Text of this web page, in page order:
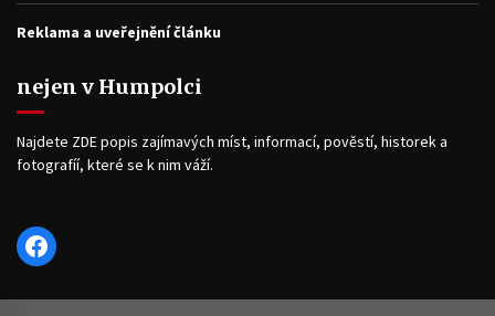
Reklama a uveřejnění článku
nejen v Humpolci
Najdete ZDE popis zajímavých míst, informací, pověstí, historek a
fotografíí, které se k nim váží.
Facebook